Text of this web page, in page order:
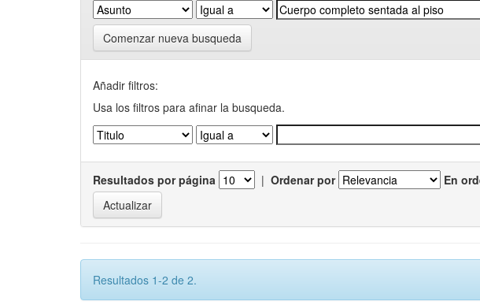
Comenzar nueva busqueda
Añadir filtros:
Usa los filtros para afinar la busqueda.
Resultados por página | Ordenar por En
Resultados 1-2 de 2.